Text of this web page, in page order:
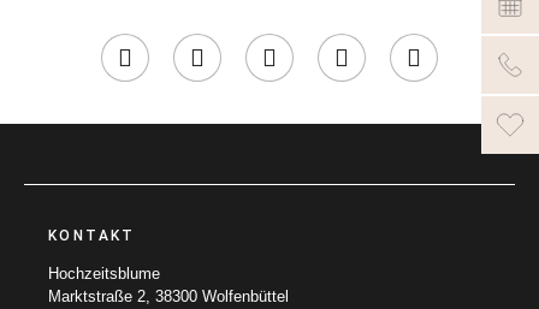
KONTAKT
Hochzeitsblume
Marktstraße 2, 38300 Wolfenbüttel